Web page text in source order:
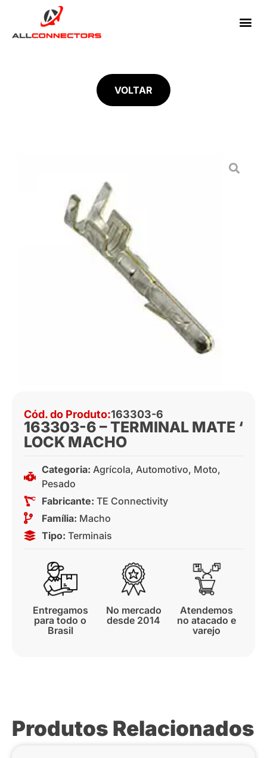
VOLTAR
Cód. do Produto:163303-6
163303-6 – TERMINAL MATE ‘
LOCK MACHO
Categoria: Agrícola, Automotivo, Moto,
Pesado
Fabricante: TE Connectivity
Família: Macho
Tipo: Terminais
Entregamos
para todo o
Brasil
No mercado
desde 2014
Atendemos
no atacado e
varejo
Produtos Relacionados